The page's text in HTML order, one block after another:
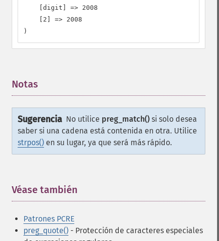
    [digit] => 2008
    [2] => 2008
)
Notas
Sugerencia No utilice preg_match() si solo desea
saber si una cadena está contenida en otra. Utilice
strpos() en su lugar, ya que será más rápido.
Véase también
Patrones PCRE
preg_quote() - Protección de caracteres especiales